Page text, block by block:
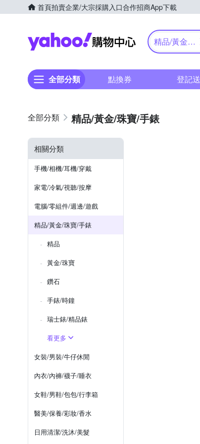
首頁拍賣企業/大宗採購入口合作招商App下載
Yahoo購物中心
精品/黃金/
全部分類 點換券 登記送
精品/黃金/珠寶/手錶
相關分類
手機/相機/耳機/穿戴
家電/冷氣/視聽/按摩
電腦/零組件/週邊/遊戲
精品/黃金/珠寶/手錶
精品
黃金/珠寶
鑽石
手錶/時鐘
瑞士錶/精品錶
看更多
女裝/男裝/牛仔休閒
內衣/內褲/襪子/睡衣
女鞋/男鞋/包包/行李箱
醫美/保養/彩妝/香水
日用清潔/洗沐/美髮